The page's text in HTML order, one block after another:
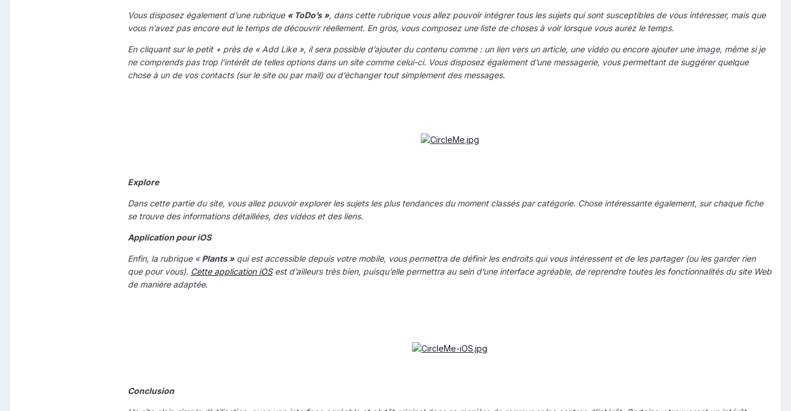
Vous disposez également d’une rubrique « ToDo’s », dans cette rubrique vous allez pouvoir intégrer tous les sujets qui sont susceptibles de vous intéresser, mais que
vous n’avez pas encore eut le temps de découvrir réellement. En gros, vous composez une liste de choses à voir lorsque vous aurez le temps.
En cliquant sur le petit + près de « Add Like », il sera possible d’ajouter du contenu comme : un lien vers un article, une vidéo ou encore ajouter une image, même si je
ne comprends pas trop l’intérêt de telles options dans un site comme celui-ci. Vous disposez également d’une messagerie, vous permettant de suggérer quelque
chose à un de vos contacts (sur le site ou par mail) ou d’échanger tout simplement des messages.
Explore
Dans cette partie du site, vous allez pouvoir explorer les sujets les plus tendances du moment classés par catégorie. Chose intéressante également, sur chaque fiche
se trouve des informations détaillées, des vidéos et des liens.
Application pour iOS
Enfin, la rubrique « Plants »qui est accessible depuis votre mobile, vous permettra de définir les endroits qui vous intéressent et de les partager (ou les garder rien
que pour vous). Cette application iOSest d’ailleurs très bien, puisqu’elle permettra au sein d’une interface agréable, de reprendre toutes les fonctionnalités du site Web
de manière adaptée.
Conclusion